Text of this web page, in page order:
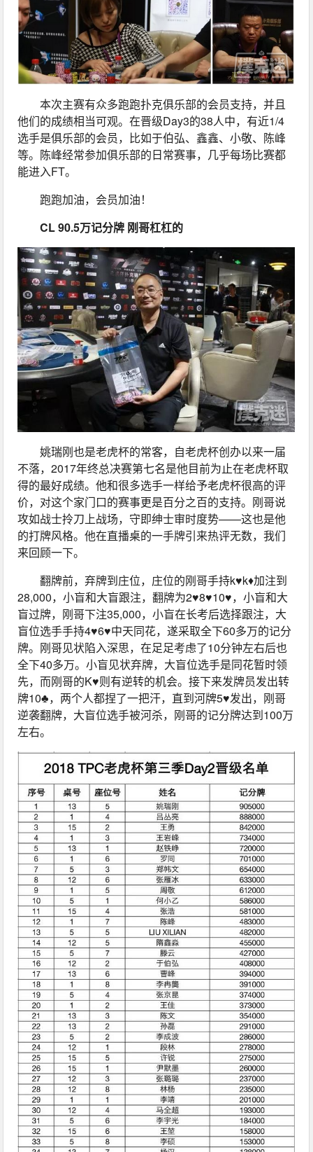
本次主赛有众多跑跑扑克俱乐部的会员支持，并且
他们的成绩相当可观。在晋级Day3的38人中，有近1/4
选手是俱乐部的会员，比如于伯弘、鑫鑫、小敬、陈峰
等。陈峰经常参加俱乐部的日常赛事，几乎每场比赛都
能进入FT。
跑跑加油，会员加油！
CL 90.5万记分牌 刚哥杠杠的
姚瑞刚也是老虎杯的常客，自老虎杯创办以来一届
不落，2017年终总决赛第七名是他目前为止在老虎杯取
得的最好成绩。他和很多选手一样给予老虎杯很高的评
价，对这个家门口的赛事更是百分之百的支持。刚哥说
攻如战士拎刀上战场，守即绅士审时度势——这也是他
的打牌风格。他在直播桌的一手牌引来热评无数，我们
来回顾一下。
翻牌前，弃牌到庄位，庄位的刚哥手持k♥k♦加注到
28,000，小盲和大盲跟注，翻牌为2♥8♥10♥，小盲和大
盲过牌，刚哥下注35,000，小盲在长考后选择跟注，大
盲位选手手持4♥6♥中天同花，遂采取全下60多万的记分
牌。刚哥见状陷入深思，在足足考虑了10分钟左右后也
全下40多万。小盲见状弃牌，大盲位选手是同花暂时领
先，而刚哥的K♥则有逆转的机会。接下来发牌员发出转
牌10♣，两个人都捏了一把汗，直到河牌5♥发出，刚哥
逆袭翻牌，大盲位选手被河杀，刚哥的记分牌达到100万
左右。